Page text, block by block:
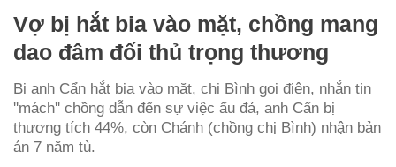
Vợ bị hắt bia vào mặt, chồng mang
dao đâm đối thủ trọng thương
Bị anh Cẩn hắt bia vào mặt, chị Bình gọi điện, nhắn tin
''mách'' chồng dẫn đến sự việc ẩu đả, anh Cẩn bị
thương tích 44%, còn Chánh (chồng chị Bình) nhận bản
án 7 năm tù.